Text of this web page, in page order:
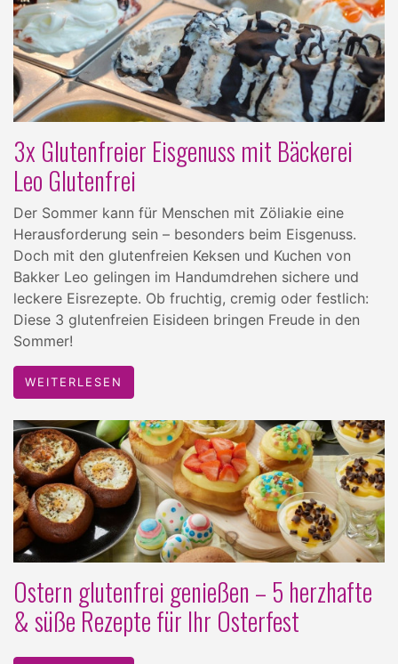
3x Glutenfreier Eisgenuss mit Bäckerei
Leo Glutenfrei
Der Sommer kann für Menschen mit Zöliakie eine
Herausforderung sein – besonders beim Eisgenuss.
Doch mit den glutenfreien Keksen und Kuchen von
Bakker Leo gelingen im Handumdrehen sichere und
leckere Eisrezepte. Ob fruchtig, cremig oder festlich:
Diese 3 glutenfreien Eisideen bringen Freude in den
Sommer!
WEITERLESEN
Ostern glutenfrei genießen – 5 herzhafte
& süße Rezepte für Ihr Osterfest